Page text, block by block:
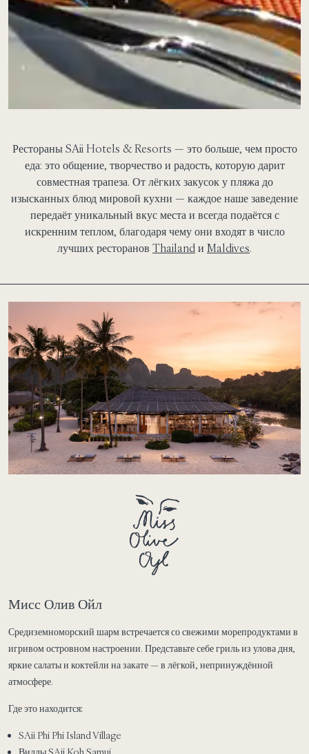
Рестораны SAii Hotels & Resorts — это больше, чем просто
еда: это общение, творчество и радость, которую дарит
совместная трапеза. От лёгких закусок у пляжа до
изысканных блюд мировой кухни — каждое наше заведение
передаёт уникальный вкус места и всегда подаётся с
искренним теплом, благодаря чему они входят в число
лучших ресторанов Thailand и Maldives.
Мисс Олив Ойл
Средиземноморский шарм встречается со свежими морепродуктами в
игривом островном настроении. Представьте себе гриль из улова дня,
яркие салаты и коктейли на закате — в лёгкой, непринуждённой
атмосфере.
Где это находится:
SAii Phi Phi Island Village